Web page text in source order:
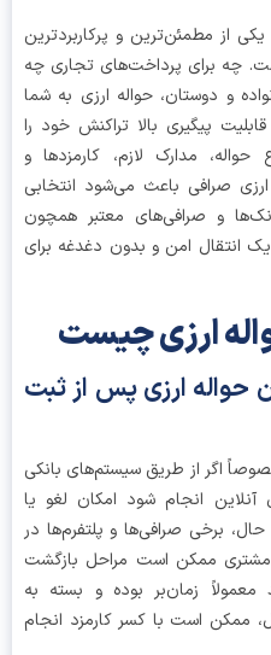
و پرکاربردترین
برای پرداخت‌های تجاری چه
حواله ارزی به شما
بالا تراکنش خود را
مدارک لازم، کارمزدها و
باعث می‌شود انتخابی
و صرافی‌های معتبر همچون
امن و بدون دغدغه برای
ارزی چیست
ارزی پس از ثبت
از طریق سیستم‌های بانکی
انجام شود امکان لغو یا
صرافی‌ها و پلتفرم‌ها در
ممکن است مراحل بازگشت
زمان‌بر بوده و بسته به
است با کسر کارمزد انجام